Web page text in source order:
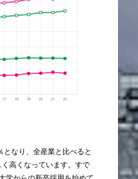
となり、全産業と比べると
高くなっています。すで